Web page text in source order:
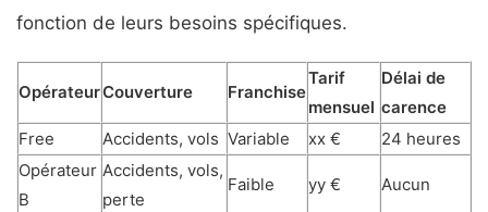
fonction de leurs besoins spécifiques.
OpérateurCouverture Franchise
Tarif
mensuel
Délai de
carence
Free
Accidents, vols Variable xx €
24 heures
Opérateur
B
Accidents, vols,
perte
Faible yy € Aucun